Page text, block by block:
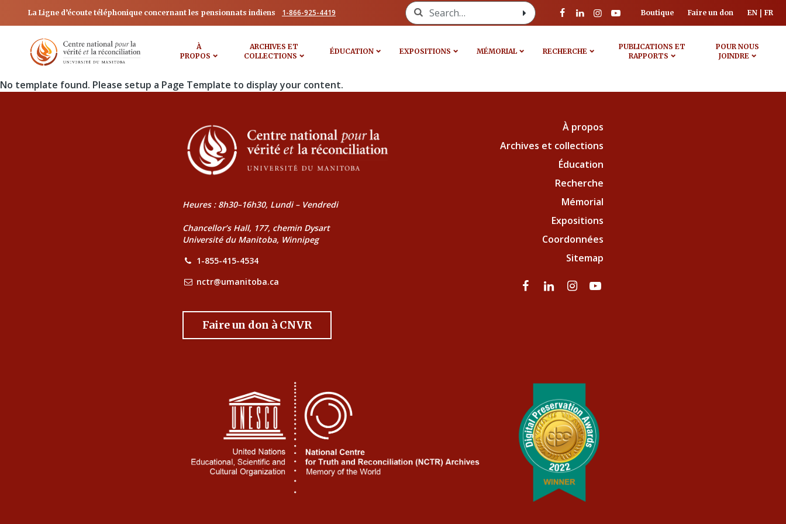
La Ligne d’écoute téléphonique concernant les pensionnats indiens 1-866-925-4419 Search for: Boutique Faire un don EN FR
À
PROPOS
ARCHIVES ET
COLLECTIONS
ÉDUCATION EXPOSITIONS MÉMORIAL RECHERCHE
PUBLICATIONS ET
RAPPORTS
POUR NOUS
JOINDRE
No template found. Please setup a Page Template to display your content.
Heures : 8h30–16h30, Lundi – Vendredi
Chancellor’s Hall, 177, chemin Dysart
Université du Manitoba, Winnipeg
1-855-415-4534
nctr@umanitoba.ca
Faire un don à CNVR
À propos
Archives et collections
Éducation
Recherche
Mémorial
Expositions
Coordonnées
Sitemap